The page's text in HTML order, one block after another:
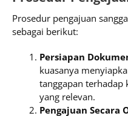
Prosedur pengajuan
sebagai berikut:
Persiapan
kuasanya
tanggapan terhadap
yang relevan.
Pengajuan Secara